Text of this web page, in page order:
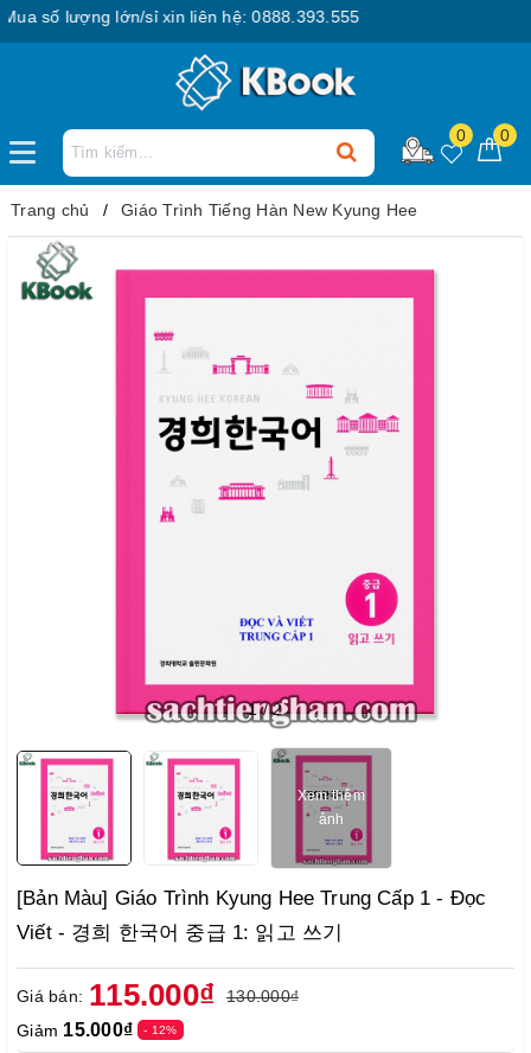
số lượng lớn/sỉ xin liên hệ: 0888.393.555
0 0
Trang chủ Giáo Trình Tiếng Hàn New Kyung Hee
1/2
Xem thêm
ảnh
[Bản Màu] Giáo Trình Kyung Hee Trung Cấp 1 - Đọc
Viết - 경희 한국어 중급 1: 읽고 쓰기
Giá bán: 115.000₫
130.000₫
Giảm 15.000₫ - 12%